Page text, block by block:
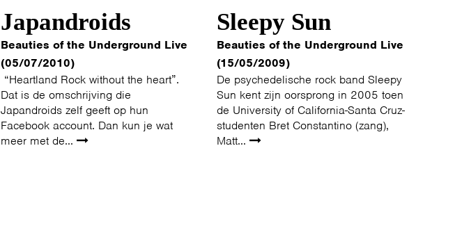
Japandroids
Beauties of the Underground Live
(05/07/2010)
“Heartland Rock without the heart”.
Dat is de omschrijving die
Japandroids zelf geeft op hun
Facebook account. Dan kun je wat
meer met de...
Sleepy Sun
Beauties of the Underground Live
(15/05/2009)
De psychedelische rock band Sleepy
Sun kent zijn oorsprong in 2005 toen
de University of California-Santa Cruz-
studenten Bret Constantino (zang),
Matt...